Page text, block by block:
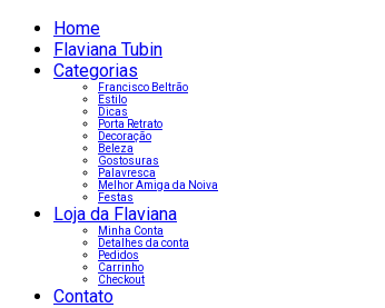
Home
Flaviana Tubin
Categorias
Francisco Beltrão
Estilo
Dicas
Porta Retrato
Decoração
Beleza
Gostosuras
Palavresca
Melhor Amiga da Noiva
Festas
Loja da Flaviana
Minha Conta
Detalhes da conta
Pedidos
Carrinho
Checkout
Contato